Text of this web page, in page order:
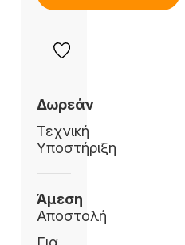
Δωρεάν
Τεχνική
Υποστήριξη
Άμεση
Αποστολή